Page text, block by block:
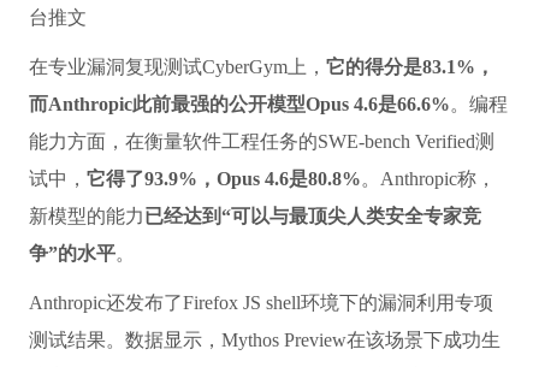
台推文
在专业漏洞复现测试CyberGym上， 它的得分是83.1%，
而Anthropic此前最强的公开模型Opus 4.6是66.6%。编程
能力方面，在衡量软件工程任务的SWE-bench Verified测
试中， 它得了93.9%，Opus 4.6是80.8%。Anthropic称，
新模型的能力已经达到“可以与最顶尖人类安全专家竞
争”的水平。
Anthropic还发布了Firefox JS shell环境下的漏洞利用专项
测试结果。数据显示，Mythos Preview在该场景下成功生